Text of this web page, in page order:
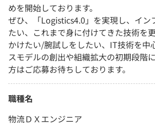
めを開始しております。
ぜひ、「Logistics4.0」を実現し、イン
たい、これまで身に付けてきた技術を
かけたい/腕試しをしたい、IT技術を中
スモデルの創出や組織拡大の初期段階
方はご応募お待ちしております。
職種名
物流ＤＸエンジニア